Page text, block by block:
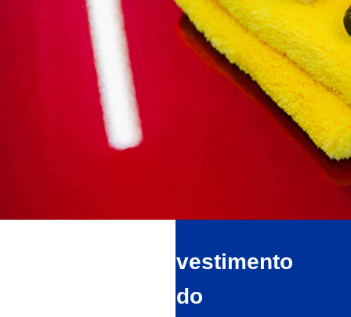
Vantaggi del rivestimento
con vetro liquido